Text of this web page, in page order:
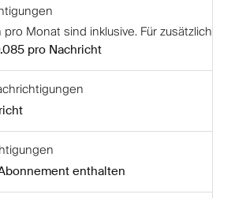
Monat sind inklusive. Für zusätzliche
pro Nachricht
enthalten